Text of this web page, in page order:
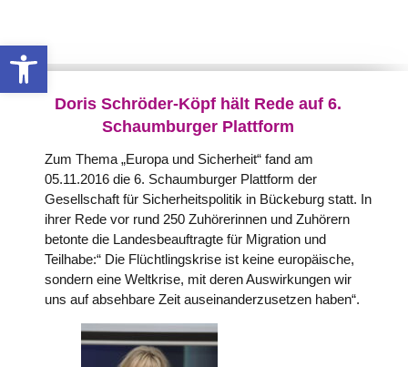
Werkzeugleiste öffnen
Doris Schröder-Köpf hält Rede auf 6.
Schaumburger Plattform
Zum Thema „Europa und Sicherheit“ fand am
05.11.2016 die 6. Schaumburger Plattform der
Gesellschaft für Sicherheitspolitik in Bückeburg statt. In
ihrer Rede vor rund 250 Zuhörerinnen und Zuhörern
betonte die Landesbeauftragte für Migration und
Teilhabe:“ Die Flüchtlingskrise ist keine europäische,
sondern eine Weltkrise, mit deren Auswirkungen wir
uns auf absehbare Zeit auseinanderzusetzen haben“.